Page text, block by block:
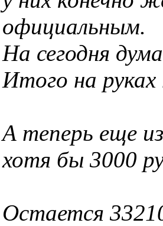
официальным.
На сегодня
Итого на руках
А теперь еще
хотя бы 3000
Остается